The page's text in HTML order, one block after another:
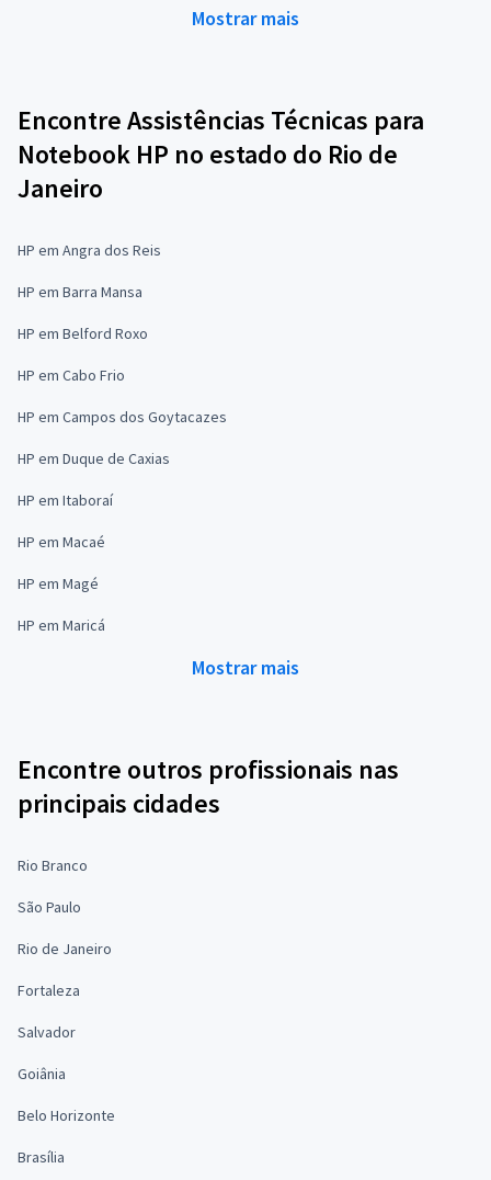
Mostrar mais
Encontre Assistências Técnicas para
Notebook HP no estado do Rio de
Janeiro
HP em Angra dos Reis
HP em Barra Mansa
HP em Belford Roxo
HP em Cabo Frio
HP em Campos dos Goytacazes
HP em Duque de Caxias
HP em Itaboraí
HP em Macaé
HP em Magé
HP em Maricá
Mostrar mais
Encontre outros profissionais nas
principais cidades
Rio Branco
São Paulo
Rio de Janeiro
Fortaleza
Salvador
Goiânia
Belo Horizonte
Brasília